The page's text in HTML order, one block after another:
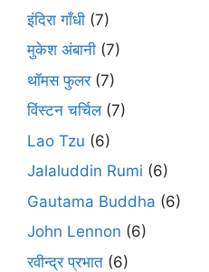
इंदिरा गाँधी (7)
मुकेश अंबानी (7)
थॉमस फुलर(7)
विंस्टन चर्चिल(7)
Lao Tzu (6)
Jalaluddin Rumi (6)
Gautama Buddha (6)
John Lennon (6)
रवीन्द्र प्रभात (6)